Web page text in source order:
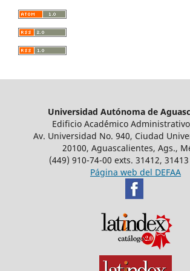
Universidad Autónoma de
Edificio Acad´émico
Av. Universidad No. 940, Ciudad
20100, Aguascalientes, Ags.,
(449) 910-74-00 exts. 31412,
Página web del DEFAA